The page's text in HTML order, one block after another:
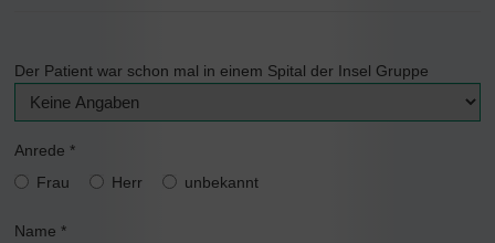
Der Patient war schon mal in einem Spital der Insel Gruppe
Anrede *
Frau
Herr unbekannt
Name *